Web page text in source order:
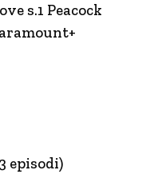
s.1 Peacock
episodi)